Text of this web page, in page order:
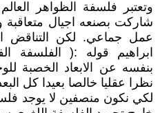
وتعتبر فلسفة الظواهر
شاركت بصنعه اجيال متعاقبة
عمل جماعي. لكن التناقض
ابراهيم قوله :( الفلسفة
بنفسه عن الابعاد الخصبة
نظرا عقليا خالصا بعيدا كل
لكي نكون منصفين لا يوجد